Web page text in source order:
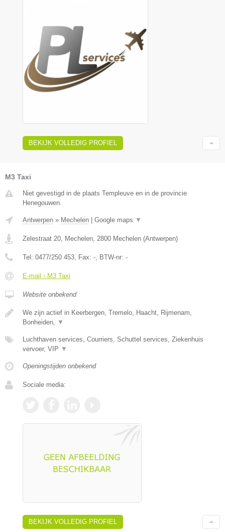
BEKIJK VOLLEDIG PROFIEL
M3 Taxi
Niet gevestigd in de plaats Templeuve en in de provincie
Henegouwen.
Antwerpen » Mechelen | Google maps ▼
Zelestraat 20, Mechelen 2800 Mechelen (Antwerpen)
Tel: 0477/250 453 , Fax: - , BTW-nr: -
E-mail › M3 Taxi
Website onbekend
We zijn actief in Keerbergen, Tremelo, Haacht, Rijmenam,
Bonheiden,
▼
Luchthaven services, Courriers, Schuttel services, Ziekenhuis
vervoer, VIP ▼
Openingstijden onbekend
Sociale media:
BEKIJK VOLLEDIG PROFIEL